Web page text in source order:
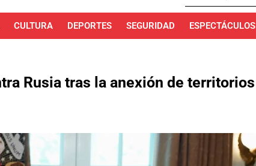
CULTURA DEPORTES SEGURIDAD ESPECTÁCULOS
Rusia tras la anexión de territorios